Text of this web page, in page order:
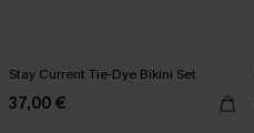
Stay Current Tie-Dye Bikini Set
37,00 €